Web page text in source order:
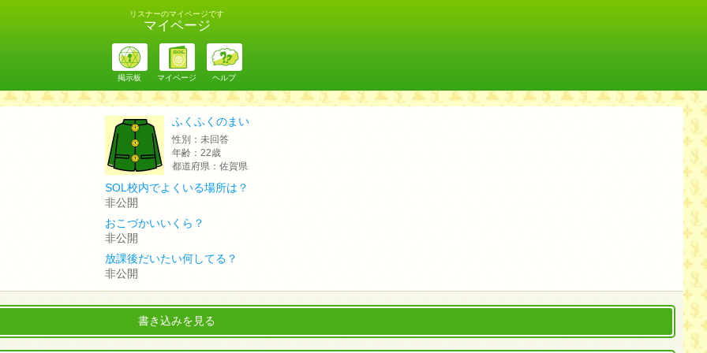
リスナーのマイページです
マイページ
掲示板 マイページ ヘルプ
ふくふくのまい
性別： 未回答
年齢： 22歳
都道府県： 佐賀県
SOL校内でよくいる場所は？
非公開
おこづかいいくら？
非公開
放課後だいたい何してる？
非公開
書き込みを見る